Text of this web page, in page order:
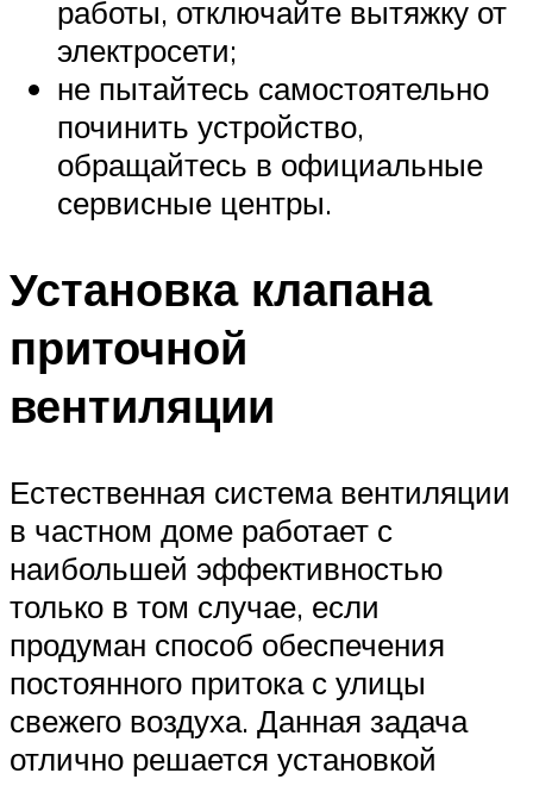
работы, отключайте вытяжку от
электросети;
не пытайтесь самостоятельно
починить устройство,
обращайтесь в официальные
сервисные центры.
Установка клапана
приточной
вентиляции
Естественная система вентиляции
в частном доме работает с
наибольшей эффективностью
только в том случае, если
продуман способ обеспечения
постоянного притока с улицы
свежего воздуха. Данная задача
отлично решается установкой